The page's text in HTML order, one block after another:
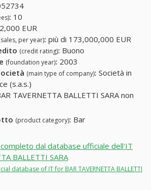
: 10
EUR
per year): più di 173,000,000 EUR
(credit rating): Buono
(foundation year): 2003
(main type of company): Società in
(s.a.s.)
TAVERNETTA BALLETTI SARA non
(product category): Bar
dal database ufficiale dell'IT
BALLETTI SARA
database of IT for BAR TAVERNETTA BALLETTI